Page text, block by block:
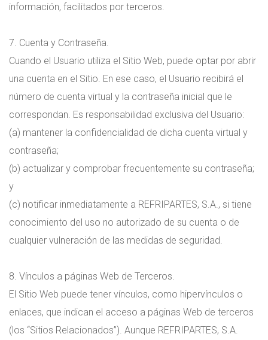
información, facilitados por terceros.
7. Cuenta y Contraseña.
Cuando el Usuario utiliza el Sitio Web, puede optar por abrir
una cuenta en el Sitio. En ese caso, el Usuario recibirá el
número de cuenta virtual y la contraseña inicial que le
correspondan. Es responsabilidad exclusiva del Usuario:
(a) mantener la confidencialidad de dicha cuenta virtual y
contraseña;
(b) actualizar y comprobar frecuentemente su contraseña;
y
(c) notificar inmediatamente a REFRIPARTES, S.A., si tiene
conocimiento del uso no autorizado de su cuenta o de
cualquier vulneración de las medidas de seguridad.
8. Vínculos a páginas Web de Terceros.
El Sitio Web puede tener vínculos, como hipervínculos o
enlaces, que indican el acceso a páginas Web de terceros
(los “Sitios Relacionados”). Aunque REFRIPARTES, S.A.